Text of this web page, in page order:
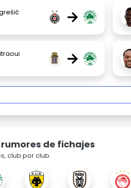
→
→
de fichajes
club por club.